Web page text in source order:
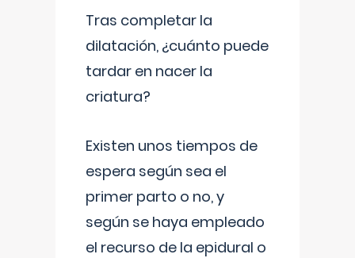
Tras completar la
dilatación, ¿cuánto puede
tardar en nacer la
criatura?
Existen unos tiempos de
espera según sea el
primer parto o no, y
según se haya empleado
el recurso de la epidural o